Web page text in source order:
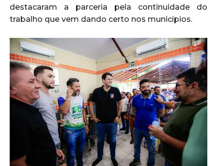
destacaram a parceria pela continuidade do
trabalho que vem dando certo nos municípios.